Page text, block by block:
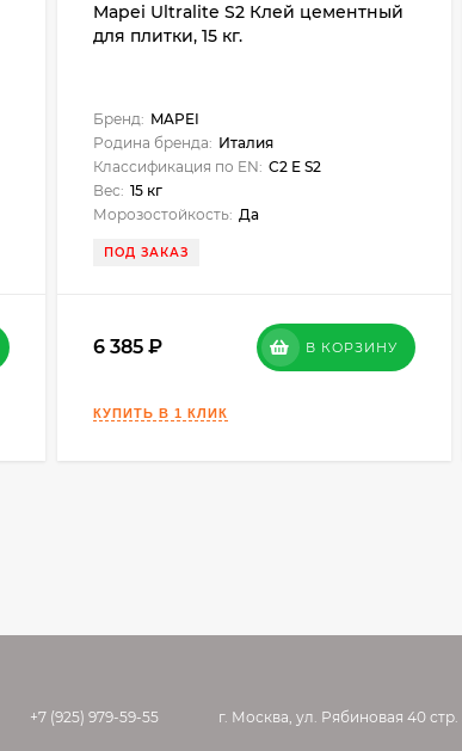
Mapei Ultralite S2 Клей цементный
для плитки, 15 кг.
Бренд: MAPEI
Родина бренда: Италия
Классификация по EN: C2 E S2
Вес: 15 кг
Морозостойкость: Да
ПОД ЗАКАЗ
6 385 В КОРЗИНУ
+7 (925) 979-59-55 г. Москва, ул. Рябиновая 40